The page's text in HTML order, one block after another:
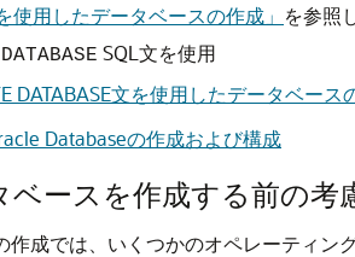
使用したデータベースの作成」 を参照
DATABASE SQL文を使用
DATABASE文を使用したデータベース
Databaseの作成および構成
ベースを作成する前の考
作成では、いくつかのオペレーティン